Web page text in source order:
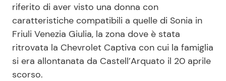
Viaggi e Turismo
Festività
Ricette Feste
Ricette per Bambini
riferito di aver visto una donna con
caratteristiche compatibili a quelle di Sonia in
Friuli Venezia Giulia, la zona dove è stata
ritrovata la Chevrolet Captiva con cui la famiglia
si era allontanata da Castell’Arquato il 20 aprile
scorso.